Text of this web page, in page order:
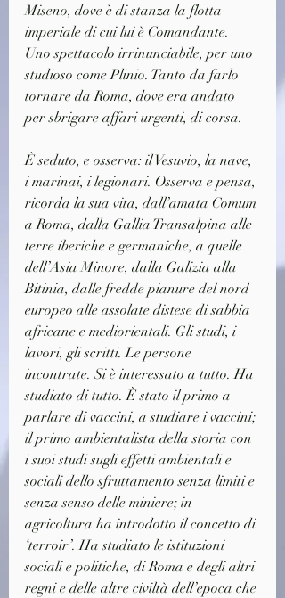
Miseno, dove è di stanza la flotta
imperiale di cui lui è Comandante.
Uno spettacolo irrinunciabile, per uno
studioso come Plinio. Tanto da farlo
tornare da Roma, dove era andato
per sbrigare affari urgenti, di corsa.
È seduto, e osserva: il Vesuvio, la nave,
i marinai, i legionari. Osserva e pensa,
ricorda la sua vita, dall’amata Comum
a Roma, dalla Gallia Transalpina alle
terre iberiche e germaniche, a quelle
dell’Asia Minore, dalla Galizia alla
Bitinia, dalle fredde pianure del nord
europeo alle assolate distese di sabbia
africane e mediorientali. Gli studi, i
lavori, gli scritti. Le persone
incontrate. Si è interessato a tutto. Ha
studiato di tutto. È stato il primo a
parlare di vaccini, a studiare i vaccini;
il primo ambientalista della storia con
i suoi studi sugli effetti ambientali e
sociali dello sfruttamento senza limiti e
senza senso delle miniere; in
agricoltura ha introdotto il concetto di
‘terroir’. Ha studiato le istituzioni
sociali e politiche, di Roma e degli altri
regni e delle altre civiltà dell’epoca che